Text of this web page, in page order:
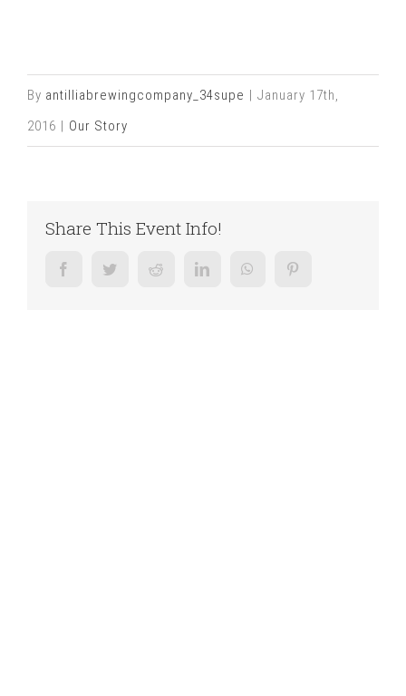
By antilliabrewingcompany_34supe
January 17th,
2016
Our Story
Share This Event Info!
FacebookTwitter Reddit LinkedInWhatsApp